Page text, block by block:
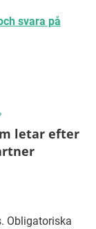
svara på
letar efter
Obligatoriska